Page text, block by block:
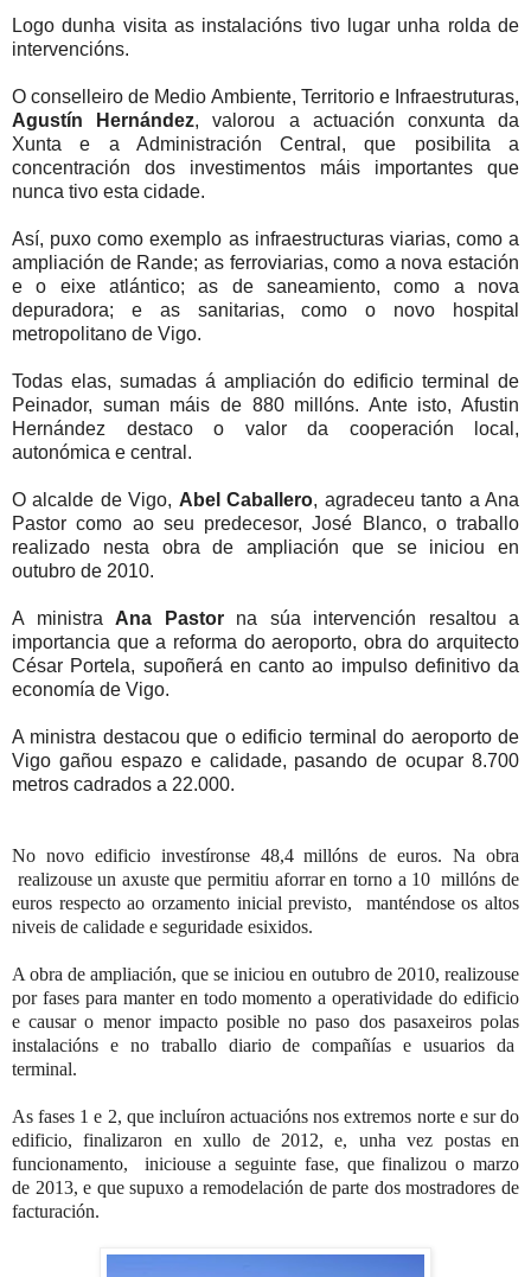
Logo dunha visita as instalacións tivo lugar unha rolda de
intervencións.
O conselleiro de Medio Ambiente, Territorio e Infraestruturas,
Agustín Hernández, valorou a actuación conxunta da
Xunta e a Administración Central, que posibilita a
concentración dos investimentos máis importantes que
nunca tivo esta cidade.
Así, puxo como exemplo as infraestructuras viarias, como a
ampliación de Rande; as ferroviarias, como a nova estación
e o eixe atlántico; as de saneamiento, como a nova
depuradora; e as sanitarias, como o novo hospital
metropolitano de Vigo.
Todas elas, sumadas á ampliación do edificio terminal de
Peinador, suman máis de 880 millóns. Ante isto, Afustin
Hernández destaco o valor da cooperación local,
autonómica e central.
O alcalde de Vigo, Abel Caballero, agradeceu tanto a Ana
Pastor como ao seu predecesor, José Bl anco, o traballo
realizado nesta obra de ampliación que se iniciou en
outubro de 2010.
A ministra Ana Pastorna súa intervención resaltou a
importancia que a reforma do aeroporto, obra do arquitecto
César Portela, supoñerá en canto ao impulso definitivo da
economía de Vigo.
A ministra destacou que o edificio terminal do aeroporto de
Vigo gañou espazo e calidade, pasando de ocupar 8.700
metros cadrados a 22.000.
No novo edificio investíronse 48,4 millóns de euros. Na obra
realizouse un axuste que permitiu aforrar en torno a 10millóns de
euros respecto ao orzamento inicial previsto, manténdose os altos
niveis de calidade e seguridade esixidos.
A obra de ampliación, que se iniciou en outubro de 2010, realizouse
por fases para manter en todo momento a operatividade do edificio
e causar o menor impacto posible no paso dos pasaxeiros polas
instalacións e no traballo diario de compañías e usuarios da
terminal.
As fases 1 e 2, que incluíron actuacións nos extremos norte e sur do
edificio, finalizaron en xullo de 2012, e, unha vez postas en
funcionamento, iniciouse a seguinte fase, que finalizou o marzo
de 2013, e que supuxo a remodelación de parte dos mostradores de
facturación.